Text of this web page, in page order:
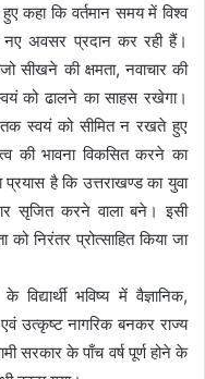
कहा कि वर्तमान समय में विश्व
अवसर प्रदान कर रही हैं।
सीखने की क्षमता, नवाचार की
को ढालने का साहस रखेगा।
तक स्वयं को सीमित न रखते हुए
की भावना विकसित करने का
है कि उत्तराखण्ड का युवा
सृजित करने वाला बने। इसी
को निरंतर प्रोत्साहित किया जा
भविष्य में वैज्ञानिक,
उत्कृष्ट नागरिक बनकर राज्य
सरकार के पाँच वर्ष पूर्ण होने के